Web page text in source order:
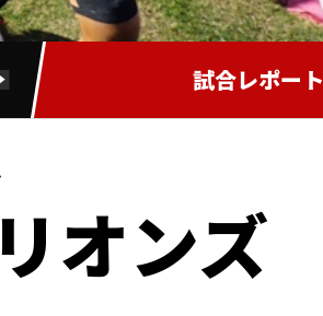
試合レポート
オンズ